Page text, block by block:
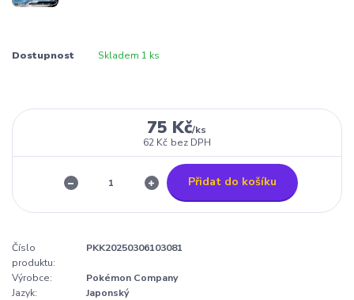
Dostupnost Skladem 1 ks
75 Kč/ks
62 Kč bez DPH
Přidat do košíku
Číslo
produktu:
PKK20250306103081
Výrobce:
Pokémon Company
Jazyk:
Japonský